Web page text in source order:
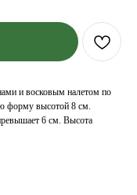
и восковым налетом по
форму высотой 8 см.
6 см. Высота